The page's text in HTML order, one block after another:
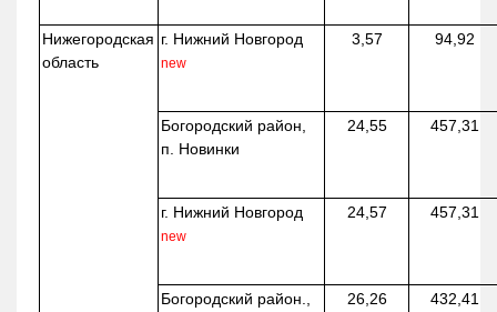
Нижегородская
область
г. Нижний Новгород
new
3,57 94,92
Богородский район,
п. Новинки
24,55 457,31
г. Нижний Новгород
new
24,57 457,31
Богородский район.,
26,26 432,41